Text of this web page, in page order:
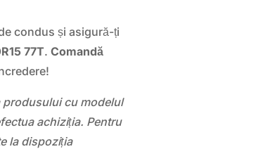
condus și asigură-ți
77T.Comandă
produsului cu modelul
achiziția. Pentru
la dispoziția